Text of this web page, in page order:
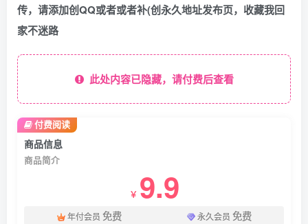
传，请添加创QQ或者或者补(创永久地址发布页，收藏我回
家不迷路
此处内容已隐藏，请付费后查看
商品信息
商品简介
￥ 9.9
年付会员 免费 永久会员 免费
付费阅读